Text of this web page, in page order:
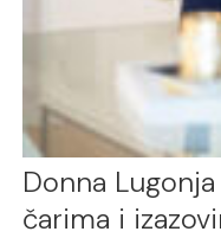
Donna
čarima i